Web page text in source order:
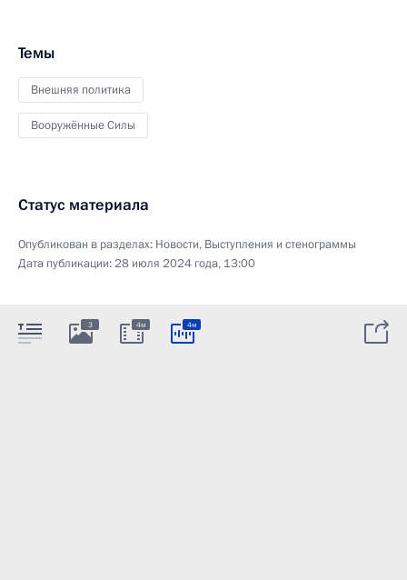
Темы
Внешняя политика
Вооружённые Силы
Статус материала
Опубликован в разделах: Новости, Выступления и стенограммы
Дата публикации:28 июля 2024 года, 13:00
3 4м 4м